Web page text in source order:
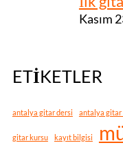
Kasım
ETIKETLER
antalya gitar dersi antalya gitar
gitar kursu kayıt bilgisi